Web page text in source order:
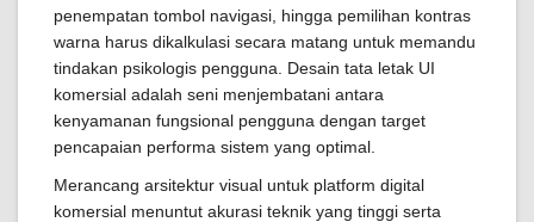
penempatan tombol navigasi, hingga pemilihan kontras
warna harus dikalkulasi secara matang untuk memandu
tindakan psikologis pengguna. Desain tata letak UI
komersial adalah seni menjembatani antara
kenyamanan fungsional pengguna dengan target
pencapaian performa sistem yang optimal.
Merancang arsitektur visual untuk platform digital
komersial menuntut akurasi teknik yang tinggi serta